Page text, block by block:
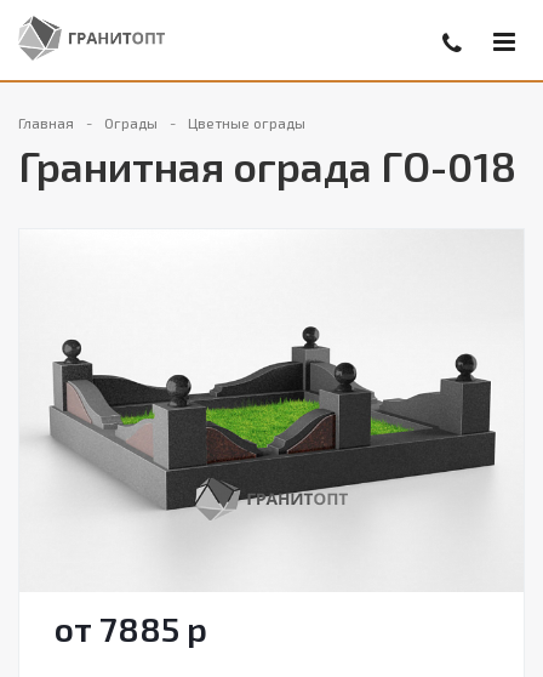
Главная Ограды Цветные ограды
Гранитная ограда ГО-018
от 7885 р